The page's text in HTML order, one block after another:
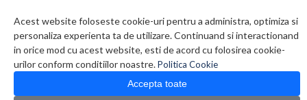
Acest website foloseste cookie-uri pentru a administra, optimiza si
personaliza experienta ta de utilizare. Continuand si interactionand
in orice mod cu acest website, esti de acord cu folosirea cookie-
urilor conform conditiilor noastre.Politica Cookie
Accepta toate